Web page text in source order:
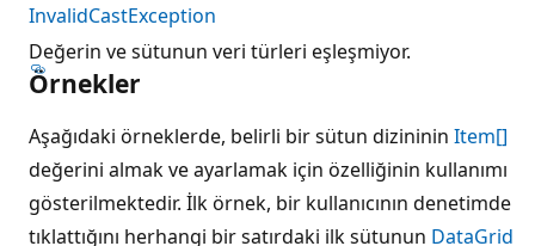
InvalidCastException
Değerin ve sütunun veri türleri eşleşmiyor.
Örnekler
Aşağıdaki örneklerde, belirli bir sütun dizininin Item[]
değerini almak ve ayarlamak için özelliğinin kullanımı
gösterilmektedir. İlk örnek, bir kullanıcının denetimde
tıklattığını herhangi bir satırdaki ilk sütunun DataGrid